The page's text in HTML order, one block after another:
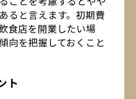
ると言えます。初期費
食店を開業したい場
向を把握しておくこと
ト